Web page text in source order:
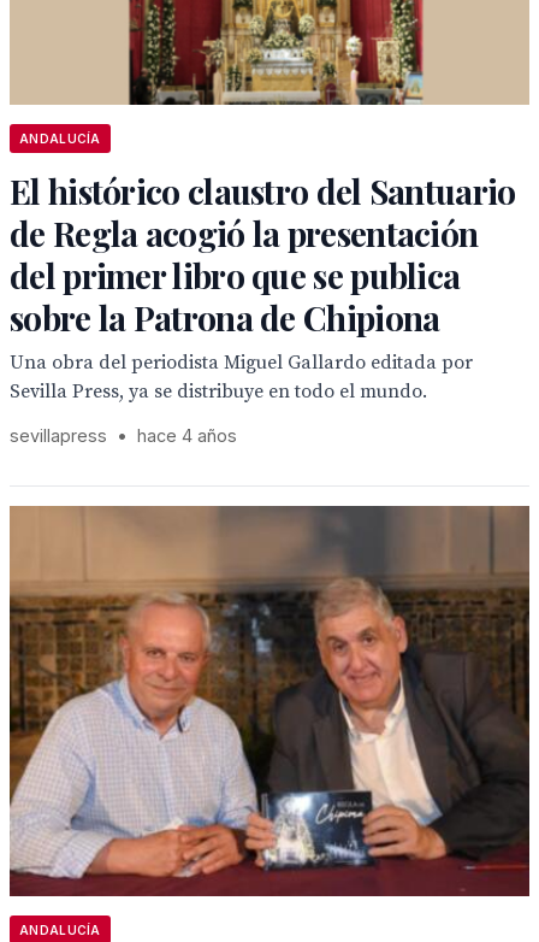
ANDALUCÍA
El histórico claustro del Santuario
de Regla acogió la presentación
del primer libro que se publica
sobre la Patrona de Chipiona
Una obra del periodista Miguel Gallardo editada por
Sevilla Press, ya se distribuye en todo el mundo.
sevillapress • hace 4 años
ANDALUCÍA